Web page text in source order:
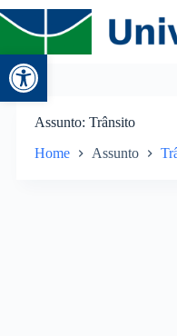
Abrir a barra
Assunto Trânsito
Home Assunto